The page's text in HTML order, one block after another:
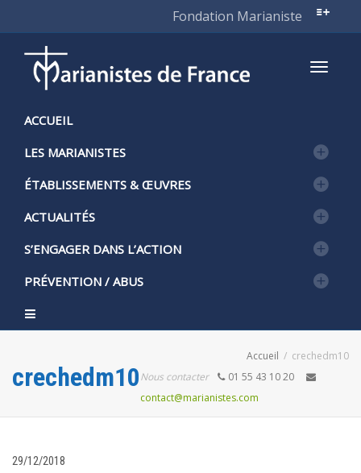
Fondation Marianiste
ACCUEIL
LES MARIANISTES
ÉTABLISSEMENTS & ŒUVRES
ACTUALITÉS
S’ENGAGER DANS L’ACTION
PRÉVENTION / ABUS
crechedm10
Accueil
crechedm10
Nous contacter
01 55 43 10 20
contact@marianistes.com
29/12/2018